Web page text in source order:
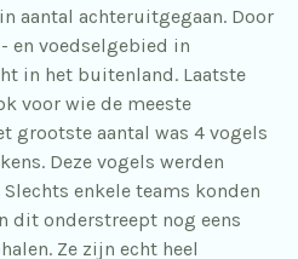
aantal achteruitgegaan. Door
en voedselgebied in
in het buitenland. Laatste
voor wie de meeste
grootste aantal was 4 vogels
Deze vogels werden
enkele teams konden
dit onderstreept nog eens
Ze zijn echt heel